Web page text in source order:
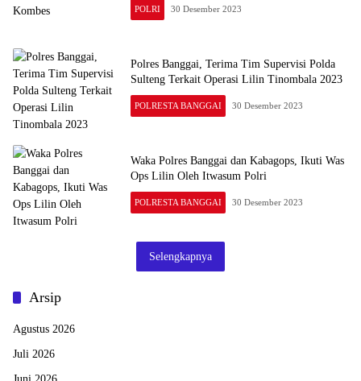
POLRI 30 Desember 2023
Polres Banggai, Terima Tim Supervisi Polda
Sulteng Terkait Operasi Lilin Tinombala 2023
POLRESTA BANGGAI 30 Desember 2023
Waka Polres Banggai dan Kabagops, Ikuti Was
Ops Lilin Oleh Itwasum Polri
POLRESTA BANGGAI 30 Desember 2023
Selengkapnya
Arsip
Agustus 2026
Juli 2026